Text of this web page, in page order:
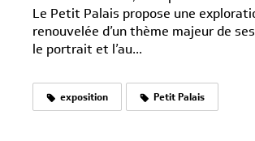
Le Petit Palais propose une
renouvelée d’un thème majeur de
le portrait et l’au...
exposition Petit Palais